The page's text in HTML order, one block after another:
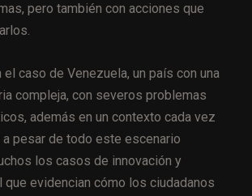
pero también con acciones que
el caso de Venezuela, un país con una
compleja, con severos problemas
además en un contexto cada vez
a pesar de todo este escenario
los casos de innovación y
evidencian cómo los ciudadanos